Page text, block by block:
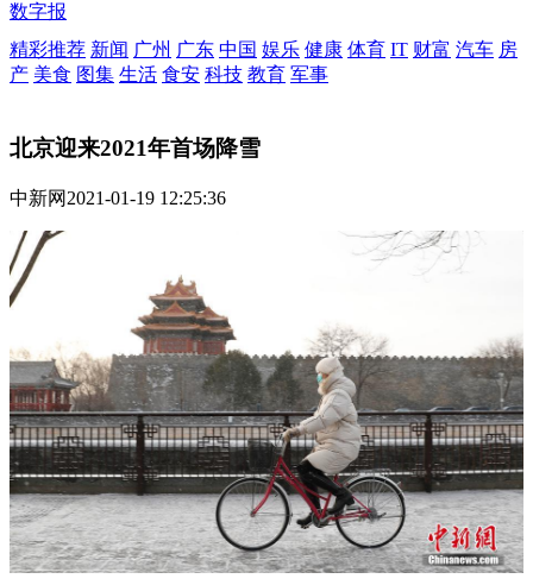
数字报
精彩推荐 新闻 广州 广东 中国 娱乐 健康 体育 IT 财富 汽车 房
产 美食 图集 生活 食安 科技 教育 军事
北京迎来2021年首场降雪
中新网 2021-01-19 12:25:36